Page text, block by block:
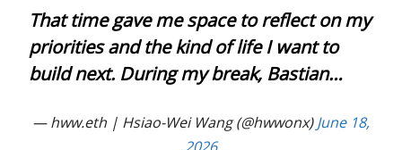
That time gave me space to reflect on my
priorities and the kind of life I want to
build next. During my break, Bastian…
— hww.eth | Hsiao-Wei Wang (@hwwonx)June 18,